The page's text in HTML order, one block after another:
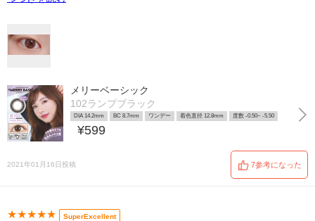
メリーベーシック
102ランプブラック
DIA 14.2mm BC 8.7mm ワンデー 着色直径 12.8mm 度数 -0.50~ -5.50
¥599
2021年01月16日投稿 7参考になった
★★★★★ SuperExcellent